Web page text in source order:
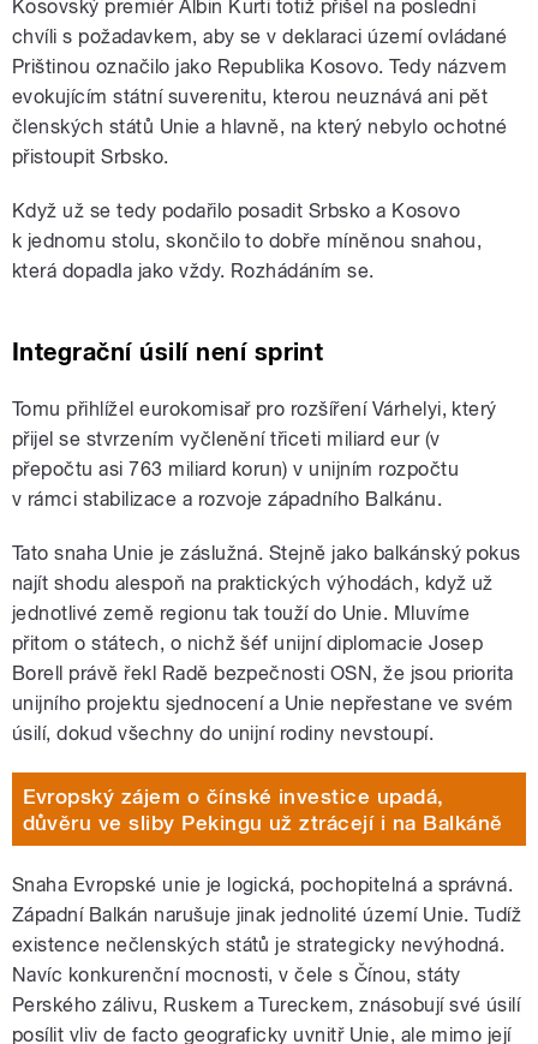
Kosovský premiér Albin Kurti totiž přišel na poslední
chvíli s požadavkem, aby se v deklaraci území ovládané
Prištinou označilo jako Republika Kosovo. Tedy názvem
evokujícím státní suverenitu, kterou neuznává ani pět
členských států Unie a hlavně, na který nebylo ochotné
přistoupit Srbsko.
Když už se tedy podařilo posadit Srbsko a Kosovo
k jednomu stolu, skončilo to dobře míněnou snahou,
která dopadla jako vždy. Rozhádáním se.
Integrační úsilí není sprint
Tomu přihlížel eurokomisař pro rozšíření Várhelyi, který
přijel se stvrzením vyčlenění třiceti miliard eur (v
přepočtu asi 763 miliard korun) v unijním rozpočtu
v rámci stabilizace a rozvoje západního Balkánu.
Tato snaha Unie je záslužná. Stejně jako balkánský pokus
najít shodu alespoň na praktických výhodách, když už
jednotlivé země regionu tak touží do Unie. Mluvíme
přitom o státech, o nichž šéf unijní diplomacie Josep
Borell právě řekl Radě bezpečnosti OSN, že jsou priorita
unijního projektu sjednocení a Unie nepřestane ve svém
úsilí, dokud všechny do unijní rodiny nevstoupí.
Evropský zájem o čínské investice upadá,
důvěru ve sliby Pekingu už ztrácejí i na Balkáně
Snaha Evropské unie je logická, pochopitelná a správná.
Západní Balkán narušuje jinak jednolité území Unie. Tudíž
existence nečlenských států je strategicky nevýhodná.
Navíc konkurenční mocnosti, v čele s Čínou, státy
Perského zálivu, Ruskem a Tureckem, znásobují své úsilí
posílit vliv de facto geograficky uvnitř Unie, ale mimo její